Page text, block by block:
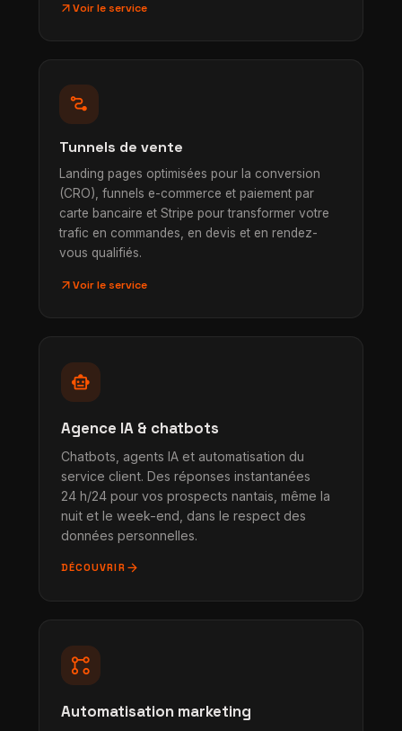
arrow_outwardVoir le service
conversion_path
Tunnels de vente
Landing pages optimisées pour la conversion
(CRO), funnels e-commerce et paiement par
carte bancaire et Stripe pour transformer votre
trafic en commandes, en devis et en rendez-
vous qualifiés.
arrow_outwardVoir le service
smart_toy
Agence IA & chatbots
Chatbots, agents IA et automatisation du
service client. Des réponses instantanées
24 h/24 pour vos prospects nantais, même la
nuit et le week-end, dans le respect des
données personnelles.
DÉCOUVRIR arrow_forward
linked_services
Automatisation marketing